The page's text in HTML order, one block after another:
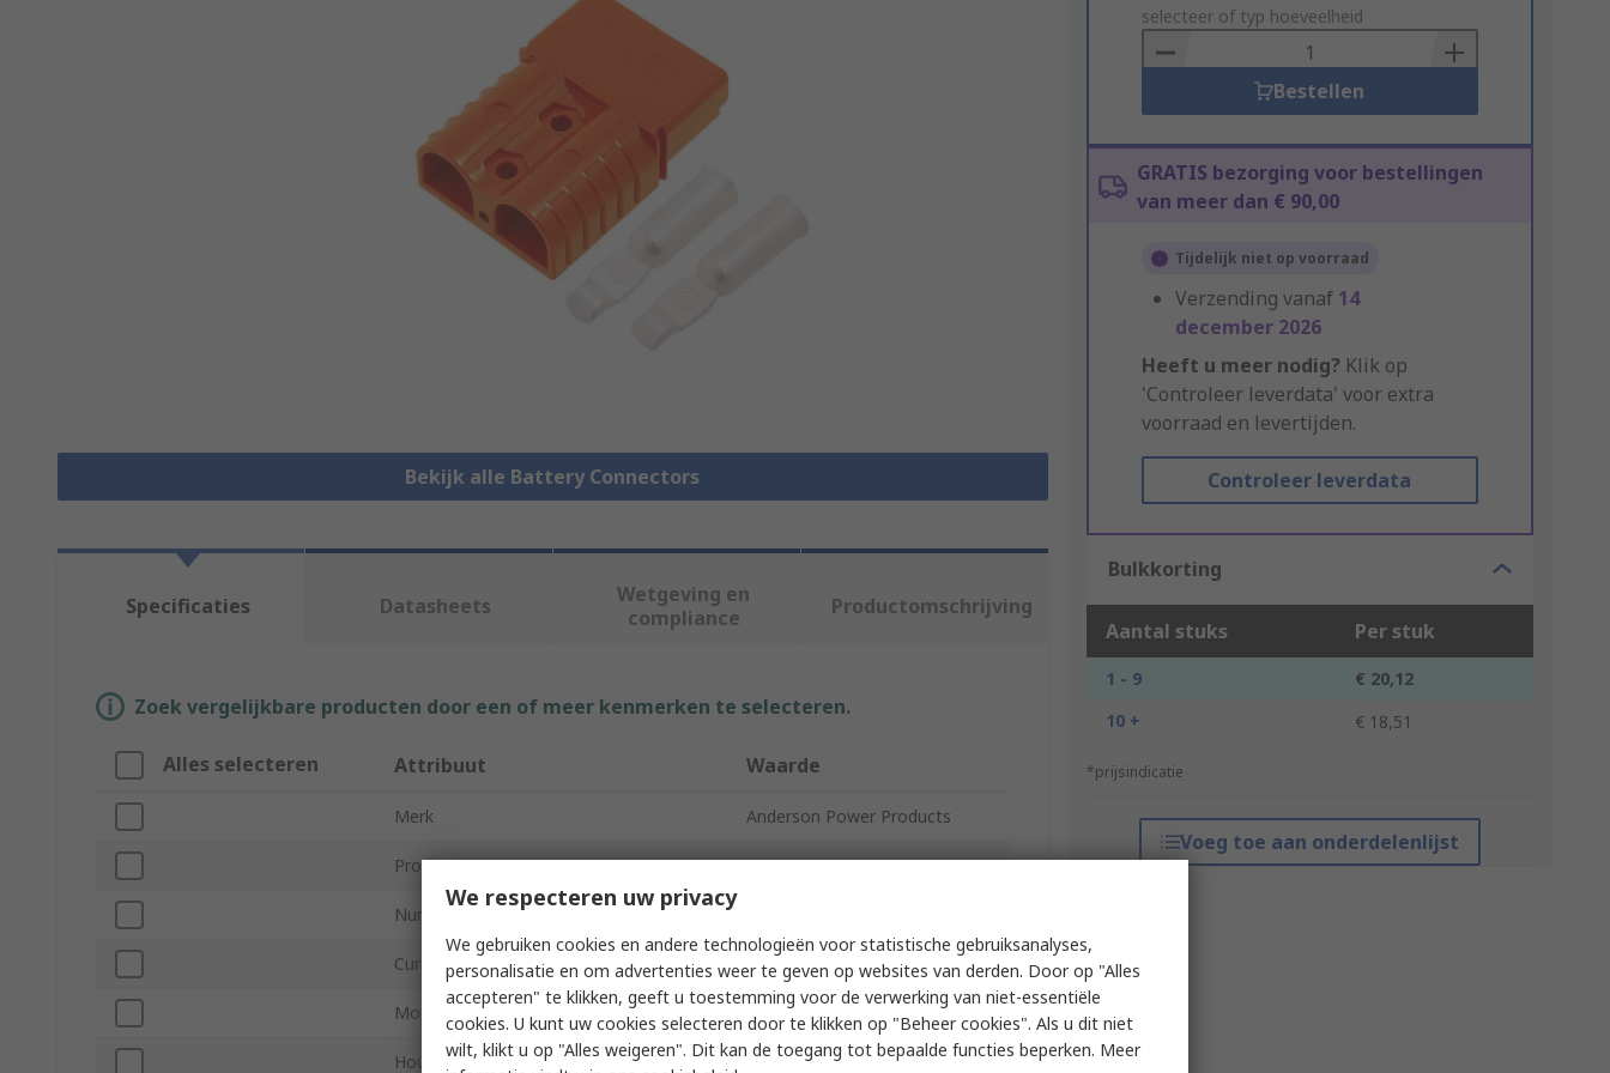
Bekijk alle Battery Connectors
to
Basket
selecteer of typ hoeveelheid
Bestellen
GRATIS bezorging voor bestellingen
van meer dan € 90,00
Tijdelijk niet op voorraad
Verzending vanaf 14
december 2026
Heeft u meer nodig? Klik op
'Controleer leverdata' voor extra
voorraad en levertijden.
Controleer leverdata
Bulkkorting
Aantal stuks Per stuk
1 - 9
€ 20,12
10 +
€ 18,51
*prijsindicatie
Voeg toe aan onderdelenlijst
Specificaties Datasheets
Wetgeving en
compliance
Productomschrijving
Zoek vergelijkbare producten door een of meer kenmerken te selecteren.
Alles selecteren Attribuut Waarde
Merk Anderson Power Products
Product Type Battery Connector
Number of Contacts
Current 175A
Mount Type Cable
Housing Material Polycarbonate
We respecteren uw privacy
We gebruiken cookies en andere technologieën voor statistische gebruiksanalyses,
personalisatie en om advertenties weer te geven op websites van derden. Door op "Alles
accepteren" te klikken, geeft u toestemming voor de verwerking van niet-essentiële
cookies. U kunt uw cookies selecteren door te klikken op "Beheer cookies". Als u dit niet
wilt, klikt u op "Alles weigeren". Dit kan de toegang tot bepaalde functies beperken. Meer